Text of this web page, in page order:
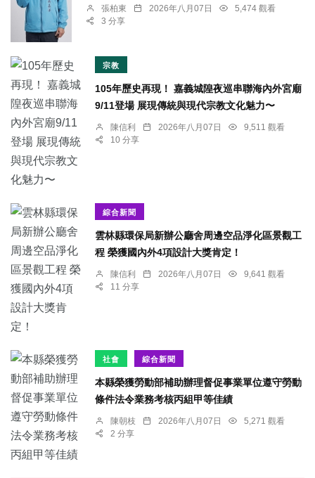
張柏東 2026年八月07日
5,474 觀看
3 分享
宗教
105年歷史再現！ 嘉義城隍夜巡串聯海內外宮廟
9/11登場 展現傳統與現代宗教文化魅力〜
陳信利 2026年八月07日
9,511 觀看
10 分享
綜合新聞
雲林縣環保局新辦公廳舍周邊空品淨化區景觀工
程 榮獲國內外4項設計大獎肯定！
陳信利 2026年八月07日
9,641 觀看
11 分享
社會 綜合新聞
本縣榮獲勞動部補助辦理督促事業單位遵守勞動
條件法令業務考核丙組甲等佳績
陳朝枝 2026年八月07日
5,271 觀看
2 分享